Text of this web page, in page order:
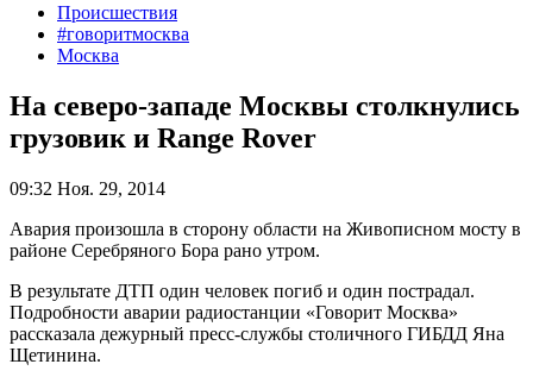
Происшествия
#говоритмосква
Москва
На северо-западе Москвы столкнулись
грузовик и Range Rover
09:32 Ноя. 29, 2014
Авария произошла в сторону области на Живописном мосту в
районе Серебряного Бора рано утром.
В результате ДТП один человек погиб и один пострадал.
Подробности аварии радиостанции «Говорит Москва»
рассказала дежурный пресс-службы столичного ГИБДД Яна
Щетинина.